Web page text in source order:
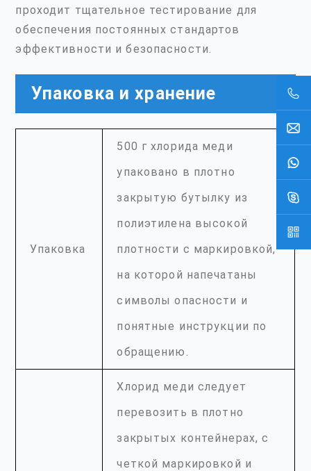
проходит тщательное тестирование для
обеспечения постоянных стандартов
эффективности и безопасности.
Упаковка и хранение
Упаковка
500 г хлорида меди
упаковано в плотно
закрытую бутылку из
полиэтилена высокой
плотности с маркировкой,
на которой напечатаны
символы опасности и
понятные инструкции по
обращению.
Хлорид меди следует
перевозить в плотно
закрытых контейнерах, с
четкой маркировкой и